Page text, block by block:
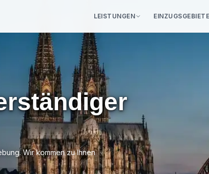
LEISTUNGEN EINZUGSGEBIETE
Wir kommen zu Ihnen